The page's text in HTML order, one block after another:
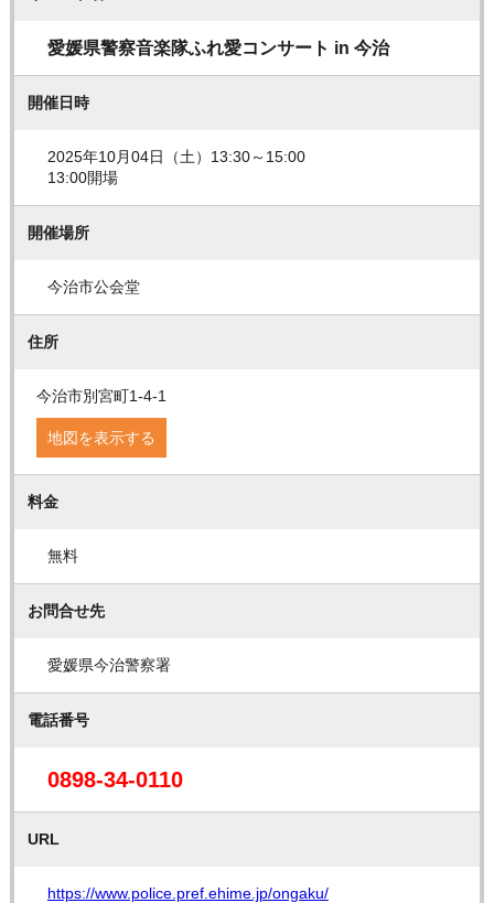
愛媛県警察音楽隊ふれ愛コンサート in 今治
開催日時
2025年10月04日（土）13:30～15:00
13:00開場
開催場所
今治市公会堂
住所
今治市別宮町1-4-1
地図を表示する
料金
無料
お問合せ先
愛媛県今治警察署
電話番号
0898-34-0110
URL
https://www.police.pref.ehime.jp/ongaku/